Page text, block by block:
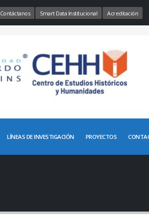
Contáctanos Smart Data Institucional Acreditación
LÍNEAS DE INVESTIGACIÓN PROYECTOS